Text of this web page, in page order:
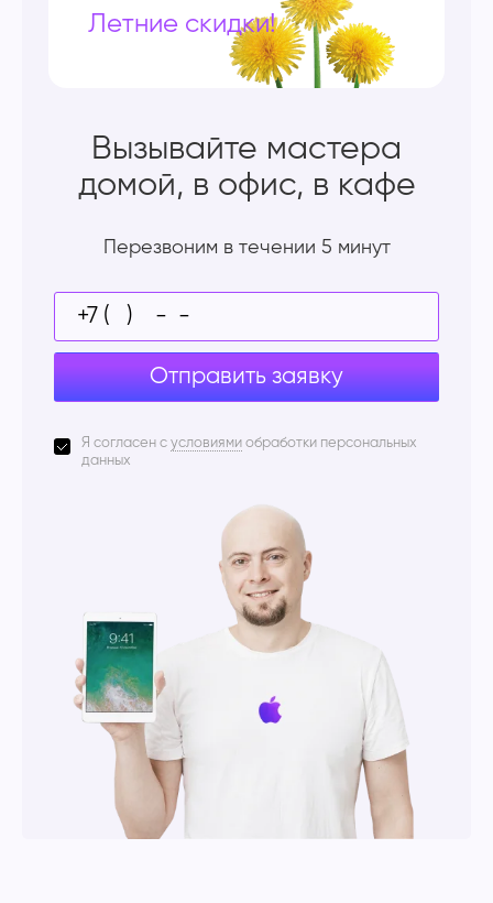
Летние скидки!
Вызывайте мастера
домой, в офис, в кафе
Перезвоним в течении 5 минут
Отправить заявку
Я согласен с условиями обработки персональных
данных